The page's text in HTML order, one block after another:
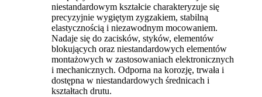
niestandardowym kształcie charakteryzuje się
precyzyjnie wygiętym zygzakiem, stabilną
elastycznością i niezawodnym mocowaniem.
Nadaje się do zacisków, styków, elementów
blokujących oraz niestandardowych elementów
montażowych w zastosowaniach elektronicznych
i mechanicznych. Odporna na korozję, trwała i
dostępna w niestandardowych średnicach i
kształtach drutu.